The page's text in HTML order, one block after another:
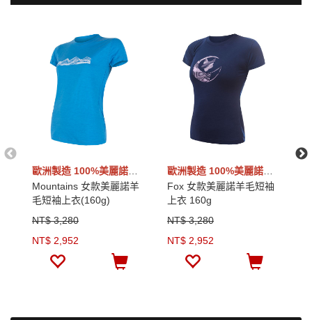
Mountains 女款美麗諾羊
毛短袖上衣(160g)
NT$ 3,280
NT$ 2,952
Fox 女款美麗諾羊毛短袖
上衣 160g
NT$ 3,280
NT$ 2,952